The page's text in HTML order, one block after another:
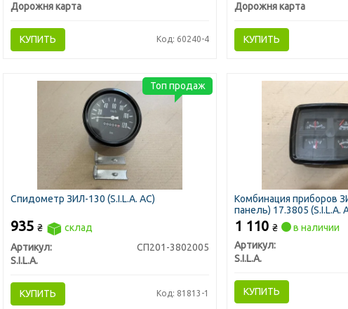
Дорожня карта
КУПИТЬ Код: 60240-4
Дорожня карта
КУПИТЬ
Спидометр ЗИЛ-130 (S.I.L.A. AC)
935 ₴
склад
Артикул:
СП201-3802005
S.I.L.A.
КУПИТЬ Код: 81813-1
Топ продаж
Комбинация приборов
панель) 17.3805 (S.I.L.A.
1 110₴
в наличии
Артикул:
S.I.L.A.
КУПИТЬ